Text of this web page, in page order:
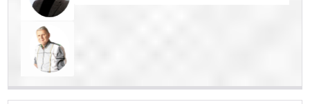
SEVGİ ASLA YETMEZ!